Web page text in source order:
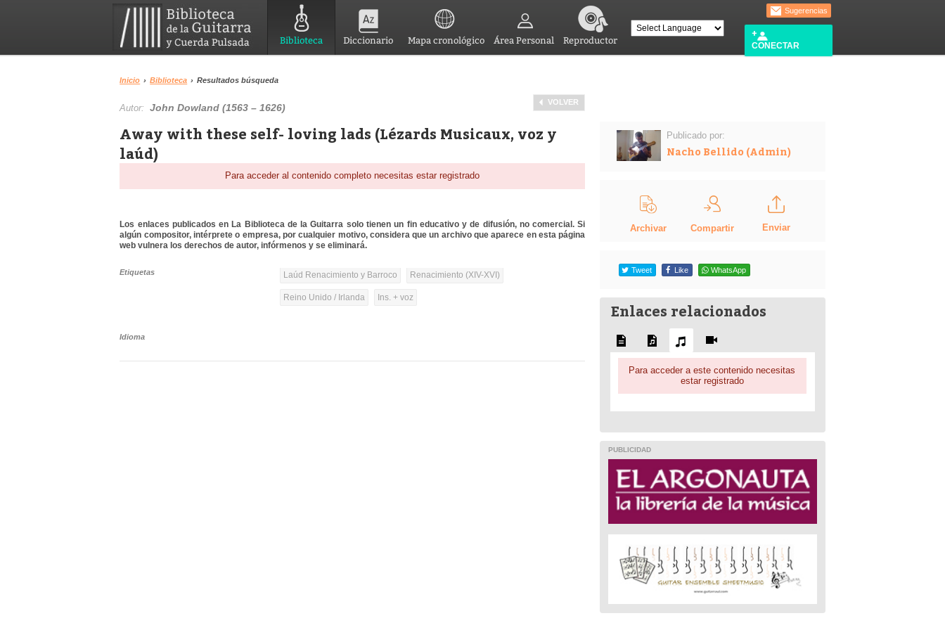
Biblioteca Diccionario Mapa cronológico Área Personal Reproductor
Sugerencias
CONECTAR
Inicio › Biblioteca › Resultados búsqueda
VOLVER
Autor:John Dowland (1563 – 1626)
Away with these self- loving lads (Lézards Musicaux, voz y
laúd)
Para acceder al contenido completo necesitas estar registrado
Los enlaces publicados en La Biblioteca de la Guitarra solo tienen un fin educativo y de difusión, no comercial. Si
algún compositor, intérprete o empresa, por cualquier motivo, considera que un archivo que aparece en esta página
web vulnera los derechos de autor, infórmenos y se eliminará.
Etiquetas Laúd Renacimiento y Barroco Renacimiento (XIV-XVI)
Reino Unido / Irlanda Ins. + voz
Idioma
Publicado por:
Nacho Bellido (Admin)
Archivar Compartir Enviar
Tweet Like WhatsApp
Enlaces relacionados
Para acceder a este contenido necesitas
estar registrado
PUBLICIDAD